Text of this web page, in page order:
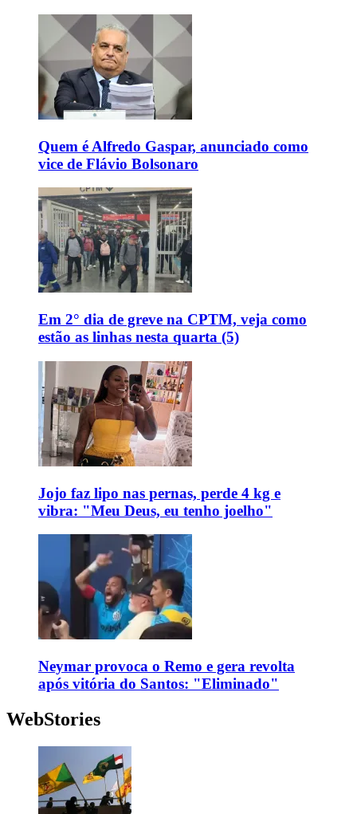
Quem é Alfredo Gaspar, anunciado como
vice de Flávio Bolsonaro
Em 2° dia de greve na CPTM, veja como
estão as linhas nesta quarta (5)
Jojo faz lipo nas pernas, perde 4 kg e
vibra: "Meu Deus, eu tenho joelho"
Neymar provoca o Remo e gera revolta
após vitória do Santos: "Eliminado"
WebStories